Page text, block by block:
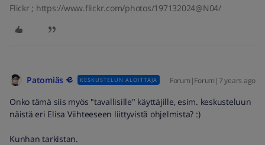
Flickr ; https://www.flickr.com/photos/197132024@N04/
Patomiäs KESKUSTELUN ALOITTAJA Forum|Forum|7 years ago
Onko tämä siis myös "tavallisille" käyttäjille, esim. keskusteluun
näistä eri Elisa Viihteeseen liittyvistä ohjelmista? :)
Kunhan tarkistan.